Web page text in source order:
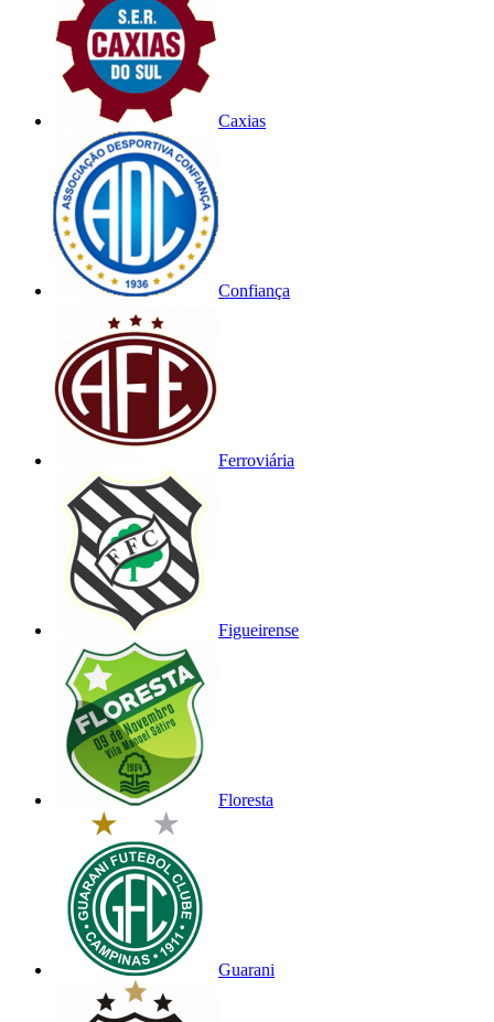
Caxias
Confiança
Ferroviária
Figueirense
Floresta
Guarani